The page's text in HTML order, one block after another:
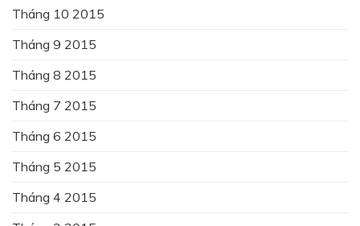
Tháng 10 2015
Tháng 9 2015
Tháng 8 2015
Tháng 7 2015
Tháng 6 2015
Tháng 5 2015
Tháng 4 2015